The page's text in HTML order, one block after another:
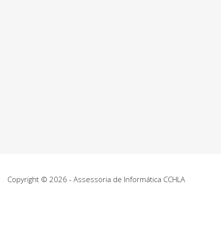
Copyright © 2026 - Assessoria de Informática CCHLA